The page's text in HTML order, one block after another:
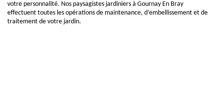
votre personnalité. Nos paysagistes jardiniers à Gournay En Bray
effectuent toutes les opérations de maintenance, d’embellissement et de
traitement de votre jardin.